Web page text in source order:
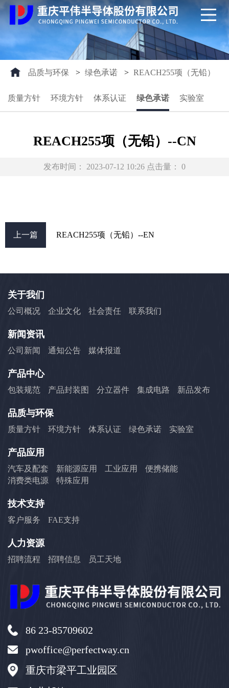
品质与环保 > 绿色承诺 > REACH255项（无铅）
质量方针 环境方针 体系认证 绿色承诺 实验室
REACH255项（无铅）--CN
发布时间： 2023-07-12 10:26 点击量： 0
上一篇 REACH255项（无铅）--EN
关于我们
公司概况 企业文化 社会责任 联系我们
新闻资讯
公司新闻 通知公告 媒体报道
产品中心
包装规范 产品封装图 分立器件 集成电路 新品发布
品质与环保
质量方针 环境方针 体系认证 绿色承诺 实验室
产品应用
汽车及配套 新能源应用 工业应用
便携储能
消费类电源
特殊应用
技术支持
客户服务 FAE支持
人力资源
招聘流程 招聘信息 员工天地
86 23-85709602
pwoffice@perfectway.cn
重庆市梁平工业园区